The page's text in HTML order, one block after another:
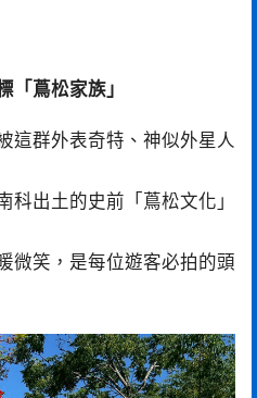
「蔦松家族」
這群外表奇特、神似外星人
科出土的史前「蔦松文化」
微笑，是每位遊客必拍的頭